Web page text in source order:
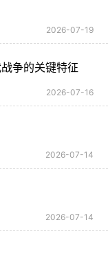
2026-07-19
争的关键特征
2026-07-16
2026-07-14
2026-07-14